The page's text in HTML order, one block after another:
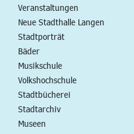
Veranstaltungen
Neue Stadthalle Langen
Stadtporträt
Bäder
Musikschule
Volkshochschule
Stadtbücherei
Stadtarchiv
Museen